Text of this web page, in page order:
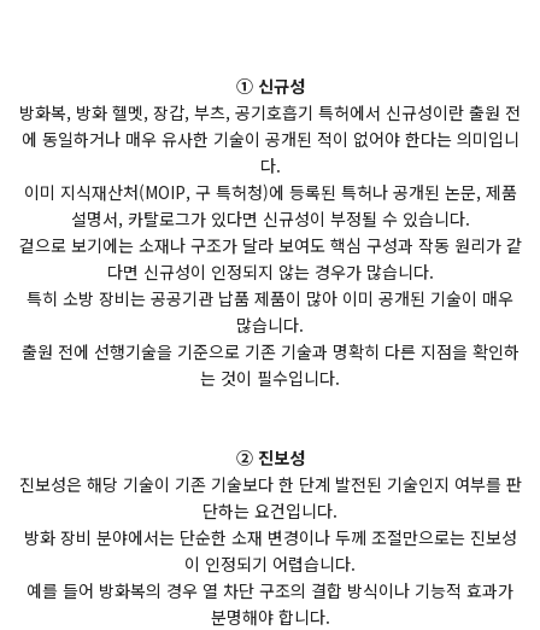
① 신규성
방화복, 방화 헬멧, 장갑, 부츠, 공기호흡기 특허에서 신규성이란 출원 전
에 동일하거나 매우 유사한 기술이 공개된 적이 없어야 한다는 의미입니
다.
이미 지식재산처(MOIP, 구 특허청)에 등록된 특허나 공개된 논문, 제품
설명서, 카탈로그가 있다면 신규성이 부정될 수 있습니다.
겉으로 보기에는 소재나 구조가 달라 보여도 핵심 구성과 작동 원리가 같
다면 신규성이 인정되지 않는 경우가 많습니다.
특히 소방 장비는 공공기관 납품 제품이 많아 이미 공개된 기술이 매우
많습니다.
출원 전에 선행기술을 기준으로 기존 기술과 명확히 다른 지점을 확인하
는 것이 필수입니다.
② 진보성
진보성은 해당 기술이 기존 기술보다 한 단계 발전된 기술인지 여부를 판
단하는 요건입니다.
방화 장비 분야에서는 단순한 소재 변경이나 두께 조절만으로는 진보성
이 인정되기 어렵습니다.
예를 들어 방화복의 경우 열 차단 구조의 결합 방식이나 기능적 효과가
분명해야 합니다.